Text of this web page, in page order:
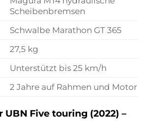
Scheibenbremsen
Schwalbe Marathon GT 365
27,5 kg
Unterstützt bis 25 km/h
2 Jahre auf Rahmen und Motor
UBN Five touring (2022) –